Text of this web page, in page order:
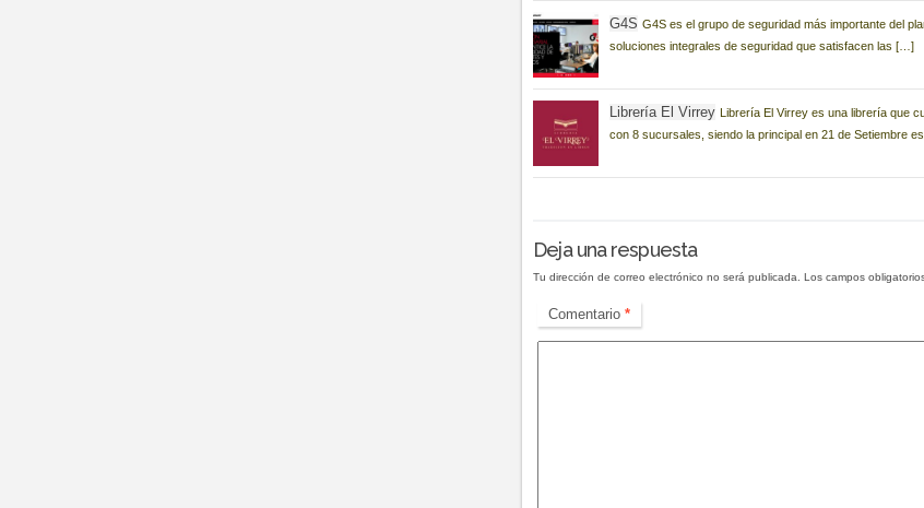
G4S G4S es el grupo de seguridad más importante del
soluciones integrales de seguridad que satisfacen las […]
Librería El Virrey Librería El Virrey es una librería que
con 8 sucursales, siendo la principal en 21 de Setiembre
Deja una respuesta
Tu dirección de correo electrónico no será publicada. Los campos
Comentario*